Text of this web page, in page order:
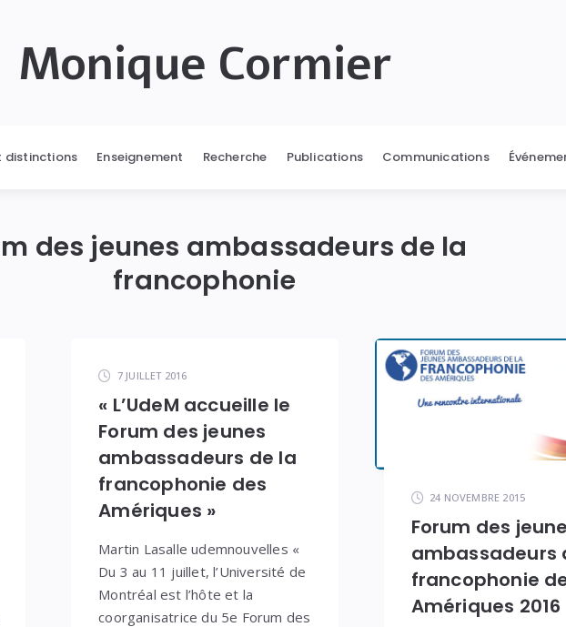
Monique Cormier
distinctions Enseignement Recherche Publications Communications
des jeunes ambassadeurs de la
francophonie
7 JUILLET 2016
« L’UdeM accueille le
Forum des jeunes
ambassadeurs de la
francophonie des
Amériques »
Martin Lasalle udemnouvelles «
Du 3 au 11 juillet, l’Université de
Montréal est l’hôte et la
coorganisatrice du 5e Forum des
24 NOVEMBRE 2015
Forum des
ambassadeurs
francophonie
Amériques 2016